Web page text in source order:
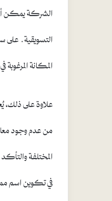
الشركة يمكن
التسويقية. على
المكانة
علاوة على ذلك،
من عدم وجود
المختلفة
في تكوين اسم